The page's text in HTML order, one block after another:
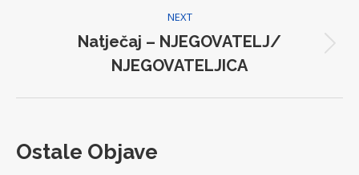
NEXT
Next
post:
Natječaj – NJEGOVATELJ/
NJEGOVATELJICA
Ostale Objave